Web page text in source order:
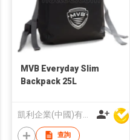
MVB Everyday Slim
Backpack 25L
查詢